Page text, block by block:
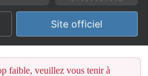
Site officiel
faible, veuillez vous tenir à